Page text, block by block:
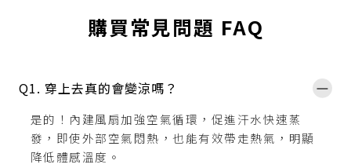
購買常見問題 FAQ
Q1. 穿上去真的會變涼嗎？ －
是的！內建風扇加強空氣循環，促進汗水快速蒸
發，即使外部空氣悶熱，也能有效帶走熱氣，明顯
降低體感溫度。